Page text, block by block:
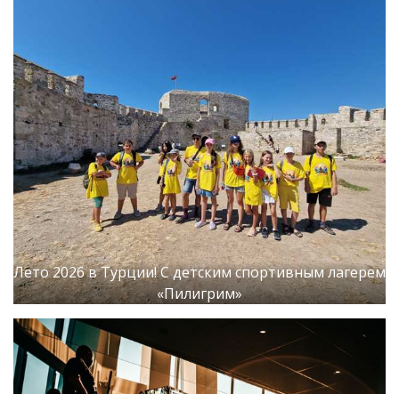
Лето 2026 в Турции! С детским спортивным лагерем
«Пилигрим»